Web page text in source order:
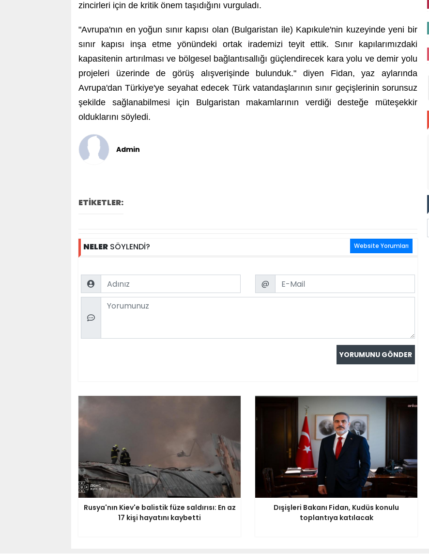
zincirleri için de kritik önem taşıdığını vurguladı.
"Avrupa'nın en yoğun sınır kapısı olan (Bulgaristan ile) Kapıkule'nin kuzeyinde yeni bir
sınır kapısı inşa etme yönündeki ortak irademizi teyit ettik. Sınır kapılarımızdaki
kapasitenin artırılması ve bölgesel bağlantısallığı güçlendirecek kara yolu ve demir yolu
projeleri üzerinde de görüş alışverişinde bulunduk." diyen Fidan, yaz aylarında
Avrupa'dan Türkiye'ye seyahat edecek Türk vatandaşlarının sınır geçişlerinin sorunsuz
şekilde sağlanabilmesi için Bulgaristan makamlarının verdiği desteğe müteşekkir
olduklarını söyledi.
Admin
ETİKETLER:
NELER SÖYLENDİ? Website Yorumları
Name Email
@
Comment
Rusya'nın Kiev'e balistik füze saldırısı: En az
17 kişi hayatını kaybetti
Dışişleri Bakanı Fidan, Kudüs konulu
toplantıya katılacak